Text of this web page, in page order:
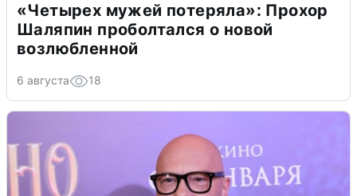
«Четырех мужей потеряла»: Прохор
Шаляпин проболтался о новой
возлюбленной
6 августа 18